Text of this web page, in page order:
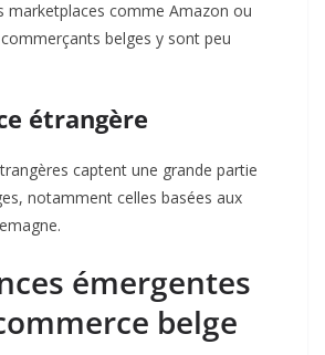
marketplaces comme Amazon ou
belges y sont peu
étrangère
captent une grande partie
notamment celles basées aux
.
émergentes
belge